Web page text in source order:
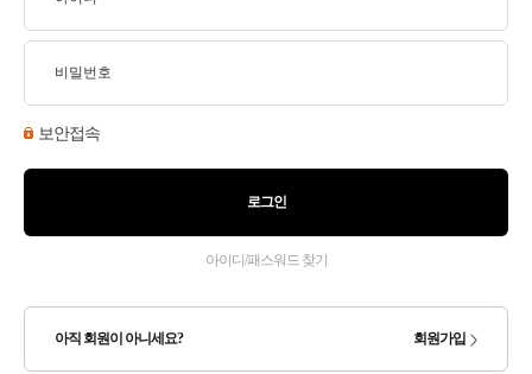
보안접속
로그인
아이디/패스워드 찾기
아직 회원이 아니세요? 회원가입